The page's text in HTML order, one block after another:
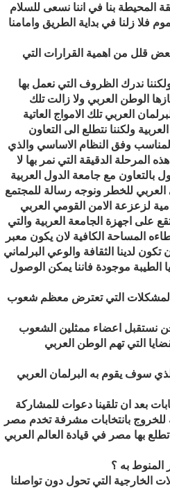
المحيطة بنا في اننا نسعى للسلام
فلا زلنا في بداية الطريق وامامنا
قلل من اهمية القرارات التي
ندرك الظروف التي نعمل بها
ظل ظرو صعية يجتازها الوطن العربي ولا زالت تلك
العربي تلك الامواج العاتية
ولكننا نتطلع الى التعاون
المناسب وفق النظام الاساسي والذي
المرحلة الدقيقة التي نمر بها لا
بالتعاون مع جامعة الدول العربية
العربي للخطر ونوجه رسالة للمجتمع
لزعزعة الامن القومي العربي
على اجهزة الجامعة العربية والتي
المساحة الكافية لان يكون معبر
لدينا الثقافة والوعي البرلماني
الطيبة موجودة فاننا يمكن الوصول
المشكلات التي تعترض معظم شعوب
نستقبل اعضاء ممثلين الشعوب
التي تهم الوطن العربي
سوف يقوم به البرلمان العربي
بعد ان تلقينا دعوات للمشاركة
بانتخابات مشرفة تخدم مصر
بها مصر في قيادة العالم العربي
المنوط به ؟
الخارجية التي تحول دون تواصلنا